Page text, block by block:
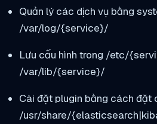
Quản lý các dịch vụ bằng
/var/log/{service}/
Lưu cấu hình trong /etc/
/var/lib/{service}/
Cài đặt plugin bằng cách đặt
/usr/share/